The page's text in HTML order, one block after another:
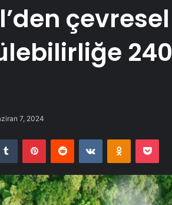
çevresel
7, 2024
Tumblr PinterestReddit VKontakte